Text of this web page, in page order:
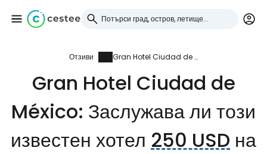
Отзиви Gran Hotel Ciudad de México: Заслужава ли този известен хотел
Gran Hotel Ciudad de
México: Заслужава ли този
известен хотел 250 USD на
Влезте в Cestee
... световната общност на туристите
Продължете с Google